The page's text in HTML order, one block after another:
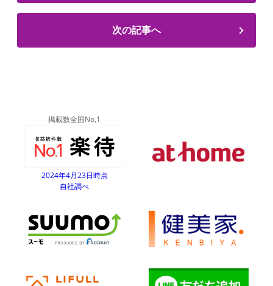
次の記事へ
掲載数全国No,1
2024年4月23日時点
自社調べ